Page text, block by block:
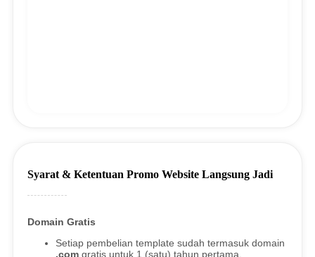
Syarat & Ketentuan Promo Website Langsung Jadi
Domain Gratis
Setiap pembelian template sudah termasuk domain
.com gratis untuk 1 (satu) tahun pertama.